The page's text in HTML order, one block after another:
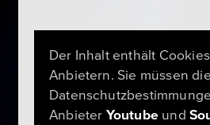
Der Inhalt enthält
Anbietern. Sie müssen die
Anbieter Youtube und